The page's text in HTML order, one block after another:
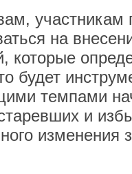
участникам
на
которые
будет
темпами
и
изменения